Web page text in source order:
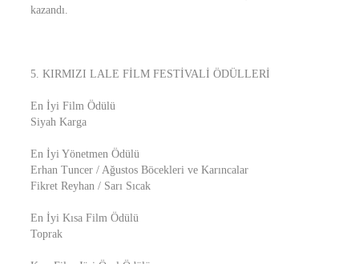
kazandı.
5. KIRMIZI LALE FİLM FESTİVALİ ÖDÜLLERİ
En İyi Film Ödülü
Siyah Karga
En İyi Yönetmen Ödülü
Erhan Tuncer / Ağustos Böcekleri ve Karıncalar
Fikret Reyhan / Sarı Sıcak
En İyi Kısa Film Ödülü
Toprak